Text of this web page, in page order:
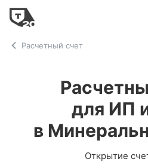
Расчетный счет
для ИП
в
Открытие